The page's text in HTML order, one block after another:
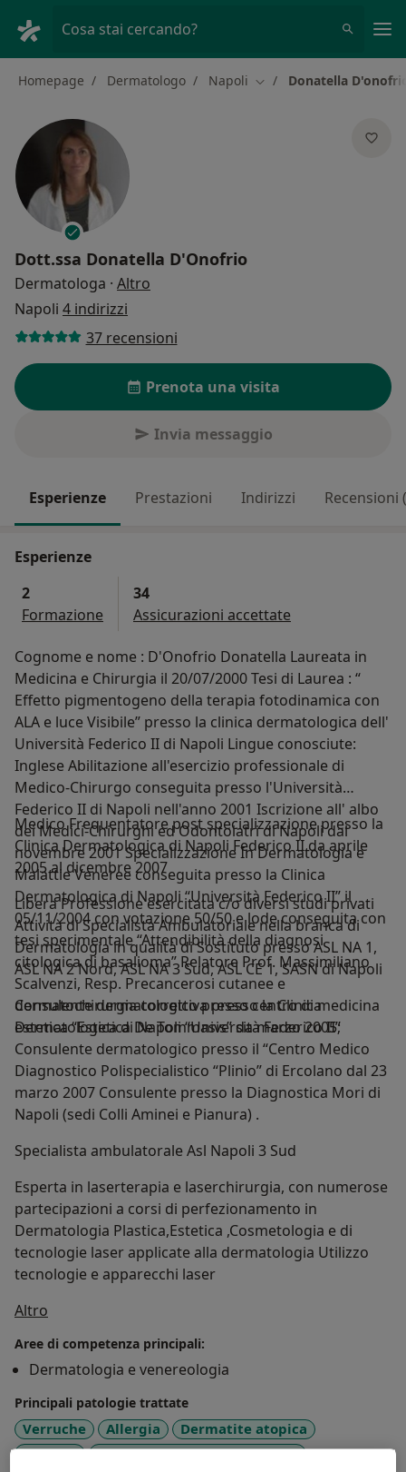
Cosa stai cercando?
Homepage Dermatologo Napoli Cambia città
Donatella
Dott.ssa Donatella D'Onofrio
Dermatologa · Altro
Napoli 4 indirizzi
37 recensioni
Prenota una visita
Invia messaggio
Esperienze Prestazioni Indirizzi Recensioni
Esperienze
2
Formazione
34
Assicurazioni accettate
Cognome e nome : D'Onofrio Donatella Laureata in
Medicina e Chirurgia il 20/07/2000 Tesi di Laurea : “
Effetto pigmentogeno della terapia fotodinamica con
ALA e luce Visibile” presso la clinica dermatologica dell'
Università Federico II di Napoli Lingue conosciute:
Inglese Abilitazione all'esercizio professionale di
Medico-Chirurgo conseguita presso l'Università
Federico II di Napoli nell'anno 2001 Iscrizione all' albo
dei Medici-Chirurghi ed Odontoiatri di Napoli dal
novembre 2001 Specializzazione In Dermatologia e
Malattie Veneree conseguita presso la Clinica
Dermatologica di Napoli “Università Federico II” il
05/11/2004 con votazione 50/50 e lode conseguita con
tesi sperimentale “Attendibilità della diagnosi
citologica di basalioma” Relatore Prof. Massimiliano
Scalvenzi, Resp. Precancerosi cutanee e
dermatochirurgia correttiva presso la Clinica
Dermatologica di Napoli “Università Federico II”
Medico Frequentatore post specializzazione presso la
Clinica Dermatologica di Napoli Federico II da aprile
2005 al dicembre 2007
Libera Professione esercitata c/o diversi studi privati
Attività di Specialista Ambulatoriale nella branca di
Dermatologia in qualità di Sostituto presso ASL NA 1,
ASL NA 2 Nord, ASL NA 3 Sud, ASL CE 1, SASN di Napoli
Consulente dermatologico presso centro di medicina
estetica “Estetica De Tommasis” da marzo 2005;
Consulente dermatologico presso il “Centro Medico
Diagnostico Polispecialistico “Plinio” di Ercolano dal 23
marzo 2007 Consulente presso la Diagnostica Mori di
Napoli (sedi Colli Aminei e Pianura) .
Specialista ambulatorale Asl Napoli 3 Sud
Esperta in laserterapia e laserchirurgia, con numerose
partecipazioni a corsi di perfezionamento in
Dermatologia Plastica,Estetica ,Cosmetologia e di
tecnologie laser applicate alla dermatologia Utilizzo
tecnologie e apparecchi laser
Altro
Aree di competenza principali:
Dermatologia e venereologia
Principali patologie trattate
Verruche Allergia
Dermatite atopica
Verruca
Lesioni elementari della cute +37